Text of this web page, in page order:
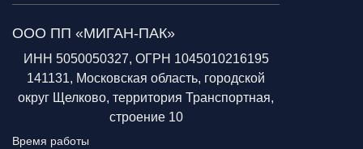
ООО ПП «МИГАН-ПАК»
ИНН 5050050327, ОГРН 1045010216195
141131, Московская область, городской
округ Щелково, территория Транспортная,
строение 10
Время работы